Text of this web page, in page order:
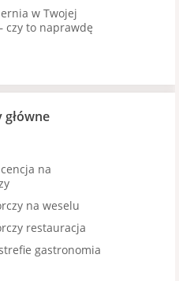
w Twojej
czy to naprawdę
główne
na
na weselu
restauracja
gastronomia